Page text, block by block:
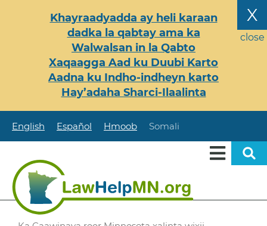
X
close
Khayraadyadda ay heli karaan
dadka la qabtay ama ka
Walwalsan in la Qabto
Xaqaagga Aad ku Duubi Karto
Aadna ku Indho-indheyn karto
Hay’adaha Sharci-Ilaalinta
English Español Hmoob Somali